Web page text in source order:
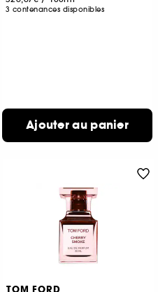
3 contenances disponibles
Ajouter au panier